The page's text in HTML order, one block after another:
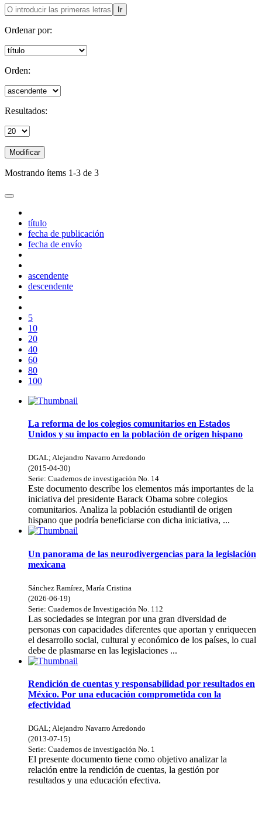
Ir
Ordenar por:
Orden:
Resultados:
Modificar
Mostrando ítems 1-3 de 3
título
fecha de publicación
fecha de envío
ascendente
descendente
5
10
20
40
60
80
100
La reforma de los colegios comunitarios en Estados
Unidos y su impacto en la población de origen hispano
DGAL; Alejandro Navarro Arredondo
(2015-04-30)
Serie: Cuadernos de investigación No. 14
Este documento describe los elementos más importantes de la
iniciativa del presidente Barack Obama sobre colegios
comunitarios. Analiza la población estudiantil de origen
hispano que podría beneficiarse con dicha iniciativa, ...
Un panorama de las neurodivergencias para la legislación
mexicana
Sánchez Ramírez, María Cristina
(2026-06-19)
Serie: Cuadernos de Investigación No. 112
Las sociedades se integran por una gran diversidad de
personas con capacidades diferentes que aportan y enriquecen
el desarrollo social, cultural y económico de los países, lo cual
debe de plasmarse en las legislaciones ...
Rendición de cuentas y responsabilidad por resultados en
México. Por una educación comprometida con la
efectividad
DGAL; Alejandro Navarro Arredondo
(2013-07-15)
Serie: Cuadernos de investigación No. 1
El presente documento tiene como objetivo analizar la
relación entre la rendición de cuentas, la gestión por
resultados y una educación efectiva.